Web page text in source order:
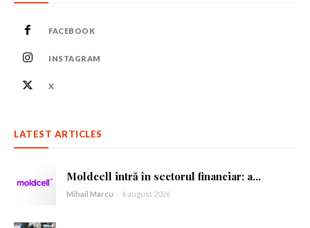
Am citit și acceptPolitica de confidențialitate
FACEBOOK
INSTAGRAM
X
LATEST ARTICLES
Moldcell intră în sectorul financiar: a...
Mihail Marcu - 6 august 2026